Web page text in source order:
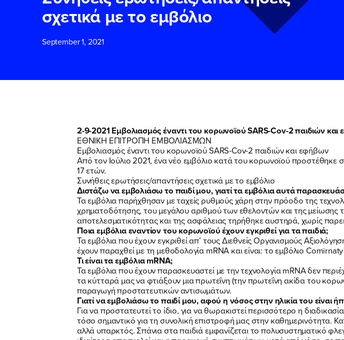
σχετικά με το εμβόλιο
September 1, 2021
2-9-2021 Εμβολιασμός έναντι του κορωνοϊού SARS-Cov-2 παιδιών
ΕΘΝΙΚΗ ΕΠΙΤΡΟΠΗ ΕΜΒΟΛΙΑΣΜΩΝ
Εμβολιασμός έναντι του κορωνοϊού SARS-Cov-2 παιδιών και εφήβων
Από τον Ιούλιο 2021, ένα νέο εμβόλιο κατά του κορωνοϊού
17 ετών.
Συνήθεις ερωτήσεις/απαντήσεις σχετικά με το εμβόλιο
Διστάζω να εμβολιάσω το παιδί μου, γιατί τα εμβόλια αυτά
Τα εμβόλια παρήχθησαν με ταχείς ρυθμούς χάρη στην πρόοδο της
χρηματοδότησης, του μεγάλου αριθμού των εθελοντών και της μείωσης
αποτελεσματικότητας και της ασφάλειας τηρήθηκε αυστηρά, χωρίς
Ποια εμβόλια εναντίον του κορωνοϊού έχουν εγκριθεί για τα παιδιά;
Τα εμβόλια που έχουν εγκριθεί απ’ τους Διεθνείς Οργανισμούς
έχουν παραχθεί με τη μεθοδολογία mRNA και είναι: το εμβόλιο
Τι είναι τα εμβόλια mRNA;
Τα εμβόλια που έχουν παρασκευαστεί με την τεχνολογία mRNA δεν
τα κύτταρά μας να φτιάξουν μια πρωτεΐνη (την πρωτεΐνη ακίδα του
παραγωγή προστατευτικών αντισωμάτων.
Γιατί να εμβολιάσω το παιδί μου, αφού η νόσος στην ηλικία του είναι
Για να προστατευτεί το ίδιο, για να θωρακιστεί περισσότερο η
τόσο σημαντικό για τη συνολική επιστροφή μας στην καθημερινότητα.
αλλά υπαρκτός. Σπάνια στα παιδιά εμφανίζεται το πολυσυστηματικό
Αποδέχομαι τηνΠολιτική Προστασίας
δικτυακού τόπου του Πολιτικού Γραφείου της
ΥΠΟΒΟΛΗ
Αποδέχομαι τηνΠολιτική Προστασίας
δικτυακού τόπου του Πολιτικού Γραφείου της
ΥΠΟΒΟΛΗ